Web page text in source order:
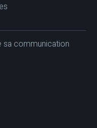
sa communication